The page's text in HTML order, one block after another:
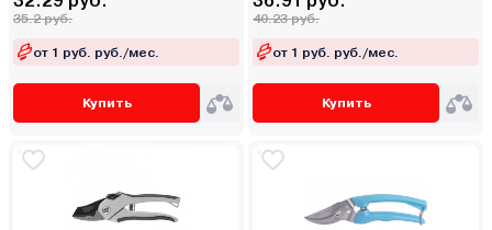
35.2 руб.
от 1 руб. руб./мес.
Купить
40.23 руб.
от 1 руб. руб./мес.
Купить